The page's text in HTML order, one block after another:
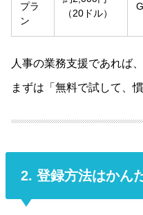
プラ
ン
（20ドル）
人事の業務支援であれば、
まずは「無料で試して、
2. 登録方法はかん